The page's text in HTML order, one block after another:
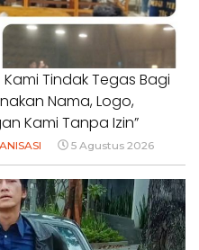
Kami Tindak Tegas Bagi
Nama, Logo,
Kami Tanpa Izin”
5 Agustus 2026